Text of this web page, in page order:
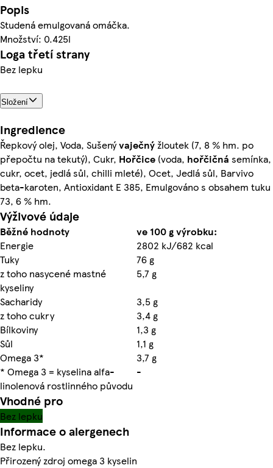
Popis
Studená emulgovaná omáčka.
Množství: 0.425l
Loga třetí strany
Bez lepku
Složení
Ingredience
Řepkový olej, Voda, Sušenývaječnýžloutek (7, 8 % hm. po
přepočtu na tekutý), Cukr, Hořčice (voda, hořčičná semínka,
cukr, ocet, jedlá sůl, chilli mleté), Ocet, Jedlá sůl, Barvivo
beta-karoten, Antioxidant E 385, Emulgováno s obsahem tuku
73, 6 % hm.
Výživové údaje
Běžné hodnoty
ve 100 g výrobku:
Energie
2802 kJ/682 kcal
Tuky
76 g
z toho nasycené mastné
kyseliny
5,7 g
Sacharidy
3,5 g
z toho cukry
3,4 g
Bílkoviny
1,3 g
Sůl
1,1 g
Omega 3*
3,7 g
* Omega 3 = kyselina alfa-
linolenová rostlinného původu
-
Vhodné pro
Bez lepku
Informace o alergenech
Bez lepku.
Přirozený zdroj omega 3 kyselin